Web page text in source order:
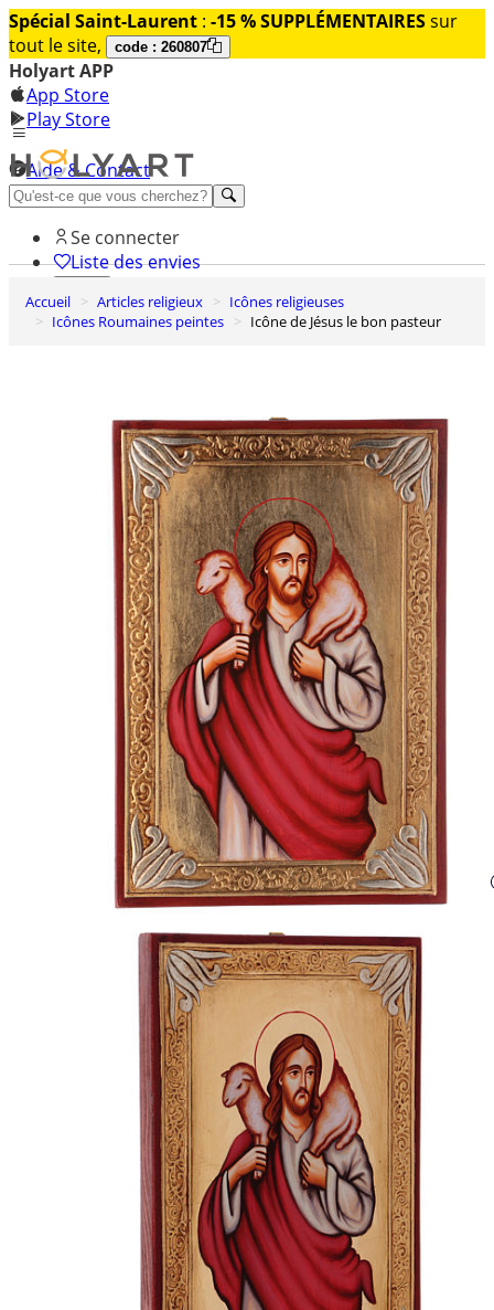
Spécial Saint-Laurent : -15 % SUPPLÉMENTAIRESsur
tout le site,
code : 260807
Holyart APP
App Store
Play Store
Aide & Contact
Découvrez Premium
Se connecter
Liste des envies
0
Panier
Accueil Articles religieux
Icônes religieuses
Icônes Roumaines peintes
Icône de Jésus le bon pasteur